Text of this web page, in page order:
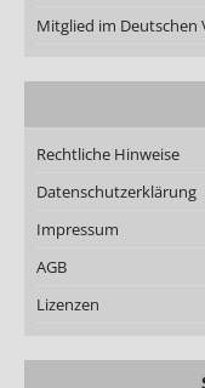
Mitglied im Deutschen
Rechtliche Hinweise
Datenschutzerklärung
Impressum
AGB
Lizenzen